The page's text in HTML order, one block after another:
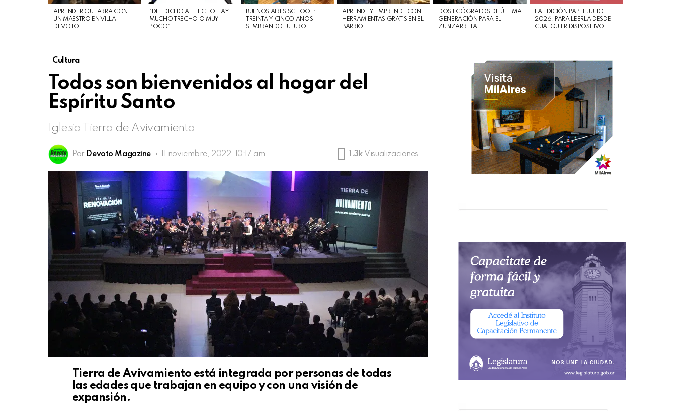
APRENDER GUITARRA CON
UN MAESTRO EN VILLA
DEVOTO
“DEL DICHO AL HECHO HAY
MUCHO TRECHO O MUY
POCO”
BUENOS AIRES SCHOOL:
TREINTA Y CINCO AÑOS
SEMBRANDO FUTURO
APRENDE Y EMPRENDE CON
HERRAMIENTAS GRATIS EN EL
BARRIO
DOS ECÓGRAFOS DE ÚLTIMA
GENERACIÓN PARA EL
ZUBIZARRETA
LA EDICIÓN PAPEL JULIO
2026, PARA LEERLA DESDE
CUALQUIER DISPOSITIVO
Cultura
Todos son bienvenidos al hogar del
Espíritu Santo
Iglesia Tierra de Avivamiento
Por Devoto Magazine 11 noviembre, 2022, 10:17 am 1.3k Visualizaciones
Tierra de Avivamiento está integrada por personas de todas
las edades que trabajan en equipo y con una visión de
expansión.
agosto
2026